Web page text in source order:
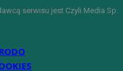
serwisu jest Czyli Media Sp.